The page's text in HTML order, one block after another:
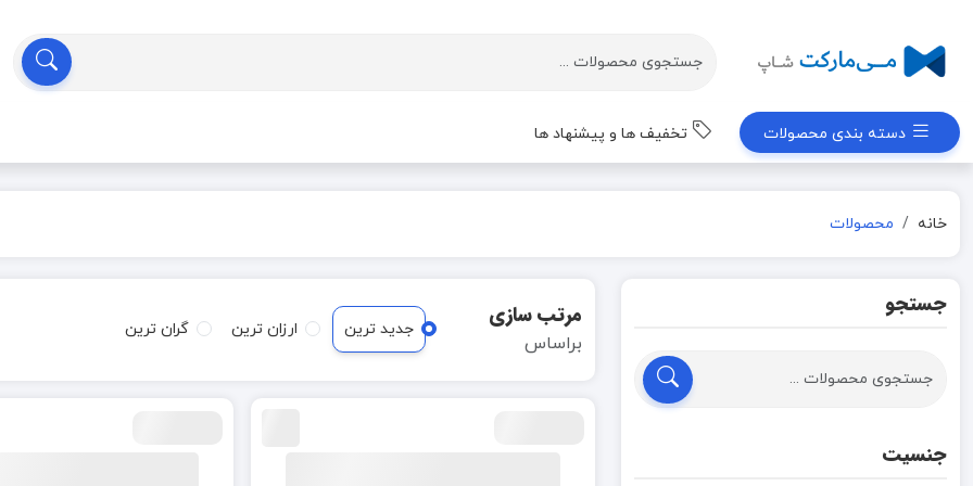
دسته بندی محصولات تخفیف ها و پیشنهاد ها
خانه محصولات
جستجو
جنسیت
مرتب سازی
براساس
جدید ترین ارزان ترین گران ترین